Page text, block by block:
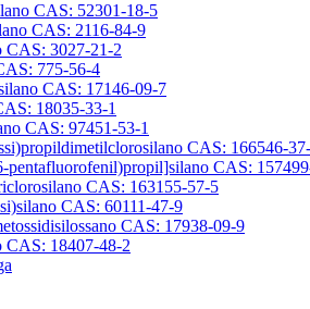
CAS: 52301-18-5
CAS: 2116-84-9
CAS: 3027-21-2
775-56-4
CAS: 17146-09-7
18035-33-1
CAS: 97451-53-1
CAS: 166546-
pentafluorofenil)propil]silano CAS:
CAS: 163155-57-5
CAS: 60111-47-9
CAS: 17938-09-9
CAS: 18407-48-2